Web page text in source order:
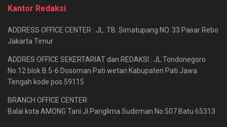
Kantor Redaksi
ADDRESS OFFICE CENTER : JL. TB .Simatupang NO. 33 Pasar Rebo
Jakarta Timur
ADDRES OFFICE SEKERTARIAT dan REDAKSI : JL.Tondonegoro
No.12 blok B 5-6 Dosoman Pati wetan Kabupaten Pati Jawa
Tengah kode pos 59115
BRANCH OFFICE CENTER
Balai kota AMONG Tani Jl.Panglima Sudirman No.507 Batu 65313